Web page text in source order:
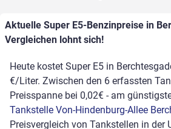
Aktuelle Super E5-Benzinpreise in
Vergleichen lohnt sich!
Heute kostet Super E5 in
€/Liter. Zwischen den 6 erfassten
Preisspanne bei 0,02€ - am
Tankstelle Von-Hindenburg-Allee
Preisvergleich von Tankstellen in der